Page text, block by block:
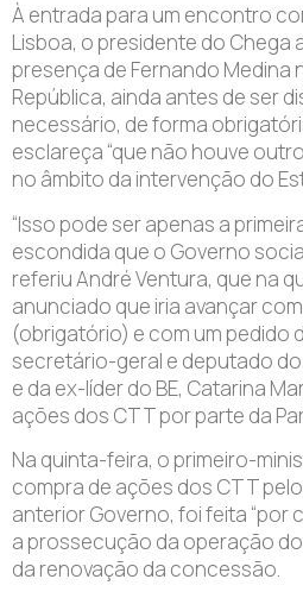
À entrada para um encontro
Lisboa, o presidente do Chega
presença de Fernando Medina
República, ainda antes de ser
necessário, de forma
esclareça “que não houve
no âmbito da intervenção do
“Isso pode ser apenas a
escondida que o Governo
referiu André Ventura, que na
anunciado que iria avançar
(obrigatório) e com um pedido
secretário-geral e deputado do
e da ex-líder do BE, Catarina
ações dos CTT por parte da
Na quinta-feira, o primeiro-
compra de ações dos CTT
anterior Governo, foi feita “por
a prossecução da operação
da renovação da concessão.